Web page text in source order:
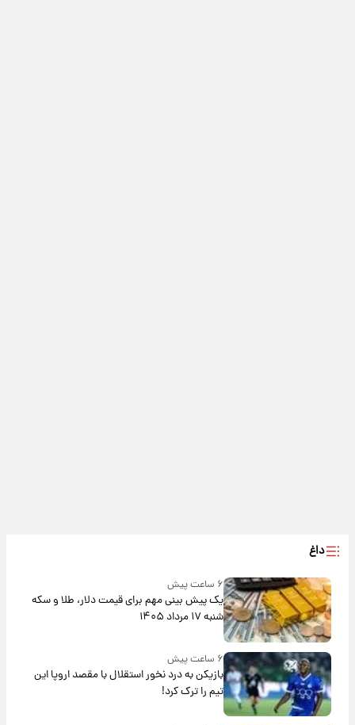
داغ
۶ ساعت پیش
یک پیش ‌بینی مهم برای قیمت دلار، طلا و سکه
شنبه ۱۷ مرداد ۱۴۰۵
۶ ساعت پیش
بازیکن به درد نخور استقلال با مقصد اروپا این
تیم را ترک کرد!